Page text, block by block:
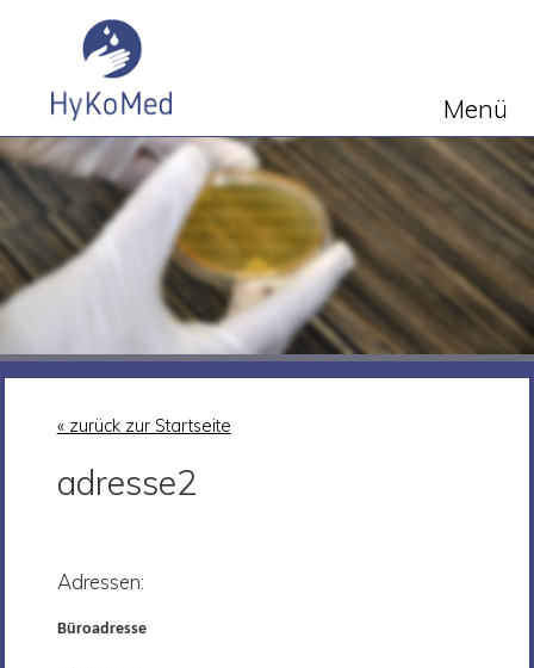
Menü
« zurück zur Startseite
adresse2
Adressen:
Büroadresse